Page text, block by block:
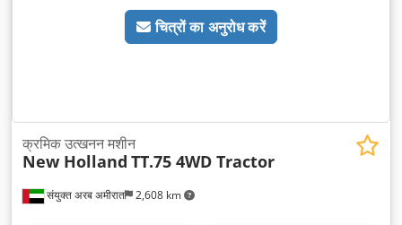
चित्रों का अनुरोध करें
संयुक्त अरब अमीरात 2,608 km
क्रमिक उत्खनन मशीन
New Holland TT.75 4WD Tractor